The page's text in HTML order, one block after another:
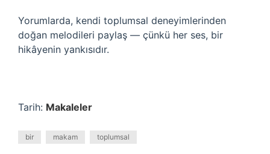
Yorumlarda, kendi toplumsal deneyimlerinden
doğan melodileri paylaş — çünkü her ses, bir
hikâyenin yankısıdır.
Tarih: Makaleler
bir makam toplumsal